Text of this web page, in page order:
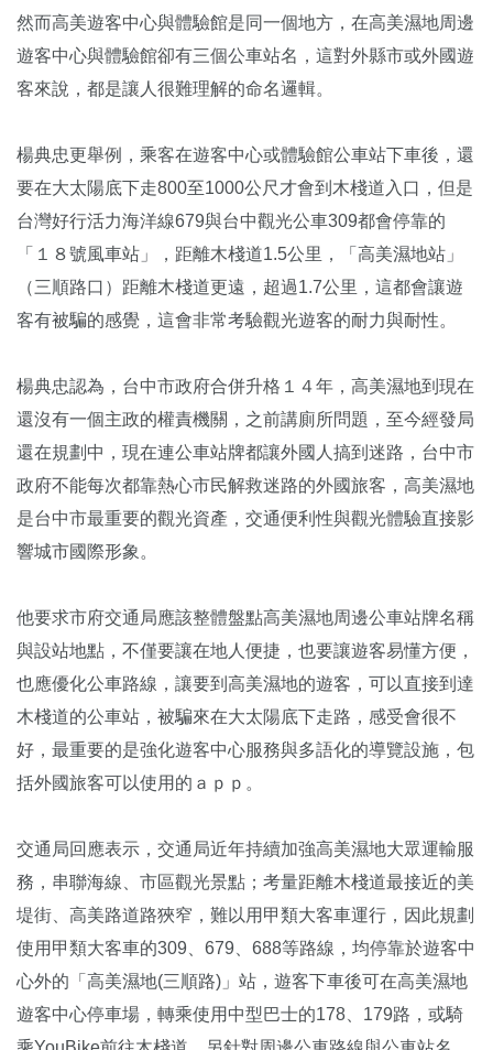
然而高美遊客中心與體驗館是同一個地方，在高美濕地周邊
遊客中心與體驗館卻有三個公車站名，這對外縣市或外國遊
客來說，都是讓人很難理解的命名邏輯。
楊典忠更舉例，乘客在遊客中心或體驗館公車站下車後，還
要在大太陽底下走800至1000公尺才會到木棧道入口，但是
台灣好行活力海洋線679與台中觀光公車309都會停靠的
「１８號風車站」，距離木棧道1.5公里，「高美濕地站」
（三順路口）距離木棧道更遠，超過1.7公里，這都會讓遊
客有被騙的感覺，這會非常考驗觀光遊客的耐力與耐性。
楊典忠認為，台中市政府合併升格１４年，高美濕地到現在
還沒有一個主政的權責機關，之前講廁所問題，至今經發局
還在規劃中，現在連公車站牌都讓外國人搞到迷路，台中市
政府不能每次都靠熱心市民解救迷路的外國旅客，高美濕地
是台中市最重要的觀光資產，交通便利性與觀光體驗直接影
響城市國際形象。
他要求市府交通局應該整體盤點高美濕地周邊公車站牌名稱
與設站地點，不僅要讓在地人便捷，也要讓遊客易懂方便，
也應優化公車路線，讓要到高美濕地的遊客，可以直接到達
木棧道的公車站，被騙來在大太陽底下走路，感受會很不
好，最重要的是強化遊客中心服務與多語化的導覽設施，包
括外國旅客可以使用的ａｐｐ。
交通局回應表示，交通局近年持續加強高美濕地大眾運輸服
務，串聯海線、市區觀光景點；考量距離木棧道最接近的美
堤街、高美路道路狹窄，難以用甲類大客車運行，因此規劃
使用甲類大客車的309、679、688等路線，均停靠於遊客中
心外的「高美濕地(三順路)」站，遊客下車後可在高美濕地
遊客中心停車場，轉乘使用中型巴士的178、179路，或騎